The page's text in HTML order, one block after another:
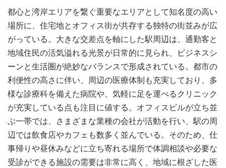
都心と湾岸エリアを繋ぐ重要なエリアとして知名度の高い
場所に、住宅地とオフィス街が共存する独特の街並みが広
がっている。 大きな交差点を軸にした駅周辺は、通勤客と
地域住民の活気溢れる光景が日常的に見られ、ビジネスシ
ーンと生活圏が絶妙なバランスで形成されている。都市の
利便性の高さに伴い、周辺の医療体制も充実しており、多
様な診療科を備えた病院や、気軽に足を運べるクリニック
が充実している点も注目に値する。オフィスビルが立ち並
ぶ一帯では、さまざまな業種の会社が活動を行い、駅の周
辺では飲食店やカフェも数多く並んでいる。そのため、仕
事帰りや昼休みなどに立ち寄れる場所で体調相談や必要な
受診ができる施設の需要は非常に高く、地域に根ざした医